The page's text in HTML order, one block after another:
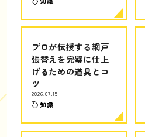
プロが伝授する網戸
張替えを完璧に仕上
げるための道具とコ
ツ
2026.07.15
知識